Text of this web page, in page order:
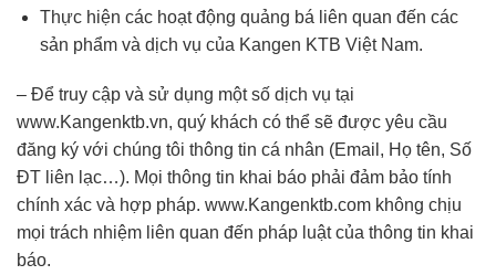
Thực hiện các hoạt động quảng bá liên quan đến các
sản phẩm và dịch vụ của Kangen KTB Việt Nam.
– Để truy cập và sử dụng một số dịch vụ tại
www.Kangenktb.vn, quý khách có thể sẽ được yêu cầu
đăng ký với chúng tôi thông tin cá nhân (Email, Họ tên, Số
ĐT liên lạc…). Mọi thông tin khai báo phải đảm bảo tính
chính xác và hợp pháp. www.Kangenktb.com không chịu
mọi trách nhiệm liên quan đến pháp luật của thông tin khai
báo.